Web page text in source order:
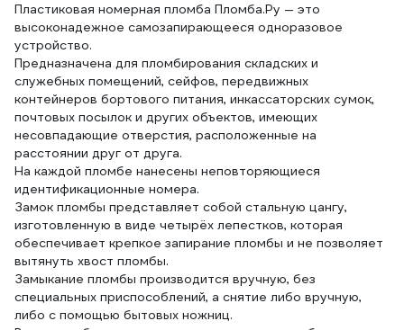
Пластиковая номерная пломба Пломба.Ру — это
высоконадежное самозапирающееся одноразовое
устройство.
Предназначена для пломбирования складских и
служебных помещений, сейфов, передвижных
контейнеров бортового питания, инкассаторских сумок,
почтовых посылок и других объектов, имеющих
несовпадающие отверстия, расположенные на
расстоянии друг от друга.
На каждой пломбе нанесены неповторяющиеся
идентификационные номера.
Замок пломбы представляет собой стальную цангу,
изготовленную в виде четырёх лепестков, которая
обеспечивает крепкое запирание пломбы и не позволяет
вытянуть хвост пломбы.
Замыкание пломбы производится вручную, без
специальных приспособлений, а снятие либо вручную,
либо с помощью бытовых ножниц.